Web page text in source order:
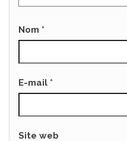
Nom *
E-mail *
Site web